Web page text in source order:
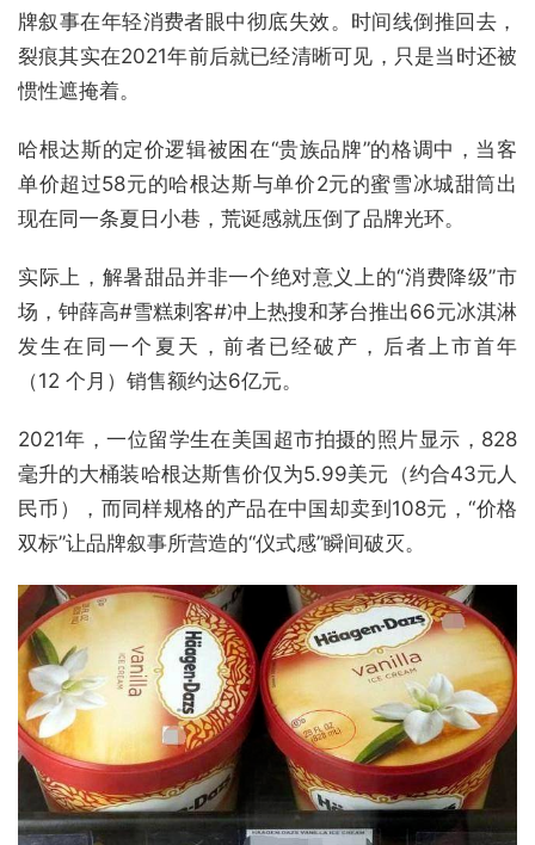
牌叙事在年轻消费者眼中彻底失效。时间线倒推回去，
裂痕其实在2021年前后就已经清晰可见，只是当时还被
惯性遮掩着。
哈根达斯的定价逻辑被困在“贵族品牌”的格调中，当客
单价超过58元的哈根达斯与单价2元的蜜雪冰城甜筒出
现在同一条夏日小巷，荒诞感就压倒了品牌光环。
实际上，解暑甜品并非一个绝对意义上的“消费降级”市
场，钟薛高#雪糕刺客#冲上热搜和茅台推出66元冰淇淋
发生在同一个夏天，前者已经破产，后者上市首年
（12 个月）销售额约达6亿元。
2021年，一位留学生在美国超市拍摄的照片显示，828
毫升的大桶装哈根达斯售价仅为5.99美元（约合43元人
民币），而同样规格的产品在中国却卖到108元，“价格
双标”让品牌叙事所营造的“仪式感”瞬间破灭。